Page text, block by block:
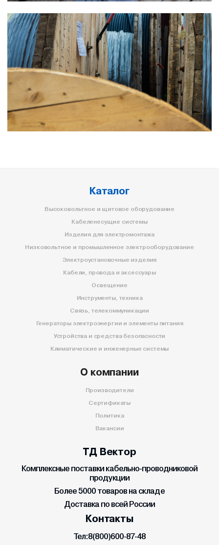
Каталог
Высоковольтное и щитовое оборудование
Кабеленесущие системы
Изделия для электромонтажа
Низковольтное и промышленное электрооборудование
Электроустановочные изделия
Кабели, провода и аксессуары
Освещение
Инструменты, техника
Связь, телекоммуникации
Генераторы электроэнергии и элементы питания
Устройства и средства безопасности
Климатические и инженерные системы
О компании
Производители
Сертификаты
Политика
Вакансии
ТД Вектор
Комплексные поставки кабельно-проводниковой
продукции
Более 5000 товаров на складе
Доставка по всей России
Контакты
Тел:8(800)600-87-48